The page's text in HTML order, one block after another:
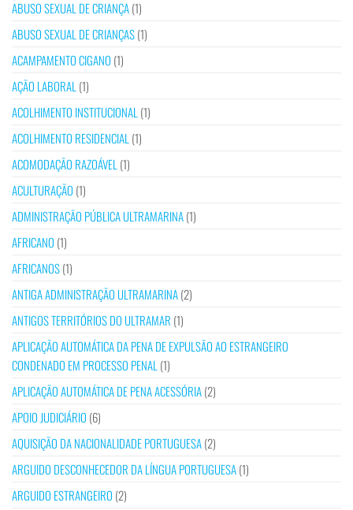
ABUSO SEXUAL DE CRIANÇA(1)
ABUSO SEXUAL DE CRIANÇAS(1)
ACAMPAMENTO CIGANO (1)
AÇÃO LABORAL(1)
ACOLHIMENTO INSTITUCIONAL(1)
ACOLHIMENTO RESIDENCIAL(1)
ACOMODAÇÃO RAZOÁVEL(1)
ACULTURAÇÃO (1)
ADMINISTRAÇÃO PÚBLICA ULTRAMARINA(1)
AFRICANO (1)
AFRICANOS(1)
ANTIGA ADMINISTRAÇÃO ULTRAMARINA(2)
ANTIGOS TERRITÓRIOS DO ULTRAMAR (1)
APLICAÇÃO AUTOMÁTICA DA PENA DE EXPULSÃO AO ESTRANGEIRO
CONDENADO EM PROCESSO PENAL(1)
APLICAÇÃO AUTOMÁTICA DE PENA ACESSÓRIA(2)
APOIO JUDICIÁRIO (6)
AQUISIÇÃO DA NACIONALIDADE PORTUGUESA(2)
ARGUIDO DESCONHECEDOR DA LÍNGUA PORTUGUESA(1)
ARGUIDO ESTRANGEIRO (2)